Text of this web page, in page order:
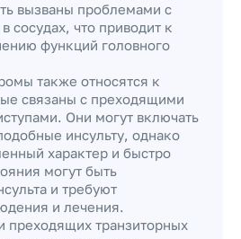
вызваны проблемами с
сосудах, что приводит к
функций головного
также относятся к
связаны с преходящими
Они могут включать
инсульту, однако
характер и быстро
могут быть
и требуют
и лечения.
преходящих транзиторных